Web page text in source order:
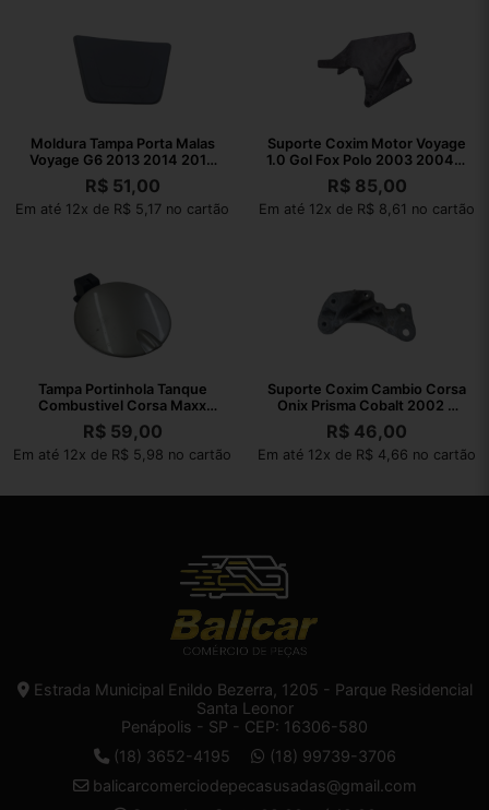
Moldura Tampa Porta Malas
Voyage G6 2013 2014 2015
2016
R$51,00
Em até 12x de R$ 5,17 no cartão
Suporte Coxim Motor Voyage
1.0 Gol Fox Polo 2003 2004 A
2021
R$85,00
Em até 12x de R$ 8,61 no cartão
Tampa Portinhola Tanque
Combustivel Corsa Maxx
2004 A 2012
R$59,00
Em até 12x de R$ 5,98 no cartão
Suporte Coxim Cambio Corsa
Onix Prisma Cobalt 2002 A
2010
R$ 46,00
Em até 12x de R$ 4,66 no cartão
Estrada Municipal Enildo Bezerra, 1205 - Parque Residencial
Santa Leonor
Penápolis - SP - CEP: 16306-580
(18) 3652-4195
(18) 99739-3706
balicarcomerciodepecasusadas@gmail.com